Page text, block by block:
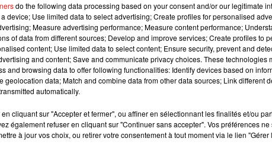
votre région est consultableen cliquant ici.
do the following data processing based on your consent and/or our legitimate
device; Use limited data to select advertising; Create profiles for personalised
Measure advertising performance; Measure content performance;
of data from different sources; Develop and improve services; Create profiles to
content; Use limited data to select content; Ensure security, prevent and
and content; Save and communicate privacy choices. These technologies
and browsing data to offer following functionalities: Identify devices based on
geolocation data; Match and combine data from other data sources; Link different
automatically.
cliquant sur "Accepter et fermer", ou affiner en sélectionnant les finalités et/ou
également refuser en cliquant sur "Continuer sans accepter". Vos préférences
à jour vos choix, ou retirer votre consentement à tout moment via le lien